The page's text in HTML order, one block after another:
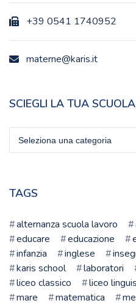
+39 0541 1740952
materne@karis.it
SCIEGLI LA TUA SCUOLA
Sciegli
TAGS
alternanza scuola lavoro
educare
educazione
infanzia
inglese
karis school
laboratori
liceo classico
liceo
mare
matematica